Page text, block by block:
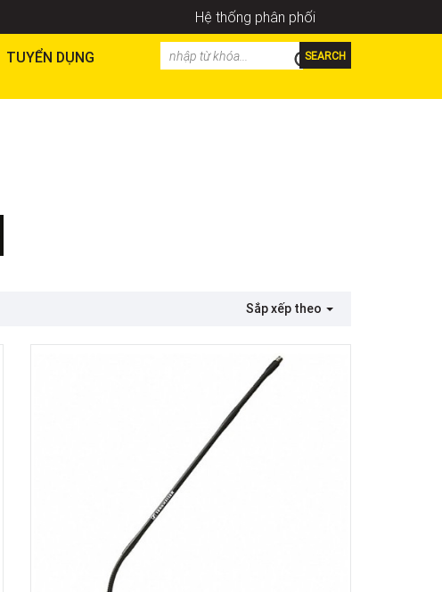
Hệ thống phân phối
TUYỂN DỤNG SEARCH
Sắp xếp theo